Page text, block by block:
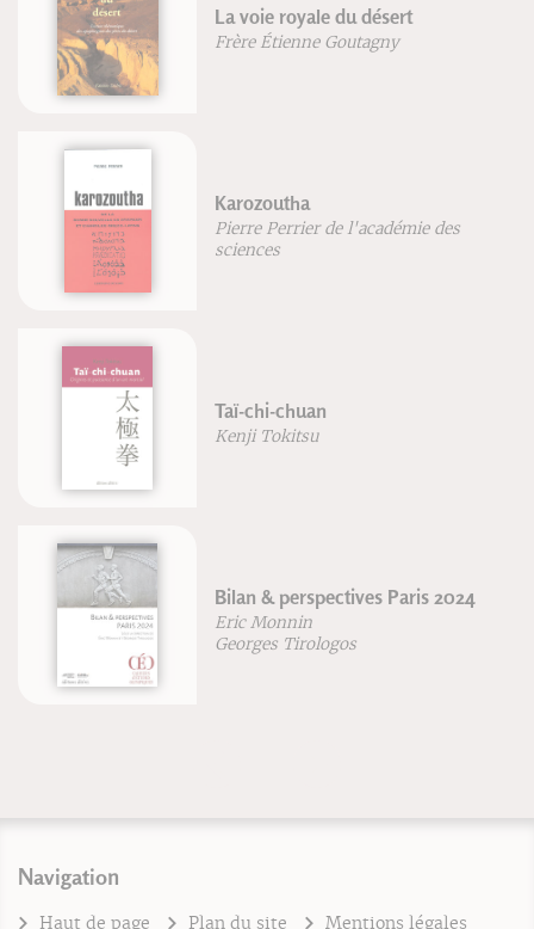
au quotidien
Patrice De Bonneval
Shiatsu - Voie d'équilibre
Isabelle Laading
Pilates sans risque
Blandine Calais-Germain
Bertrand Raison
La structure cachée du réel
Jean-François Froger
Robert Lutz
Navigation
Haut de page Plan du site
Mentions légales